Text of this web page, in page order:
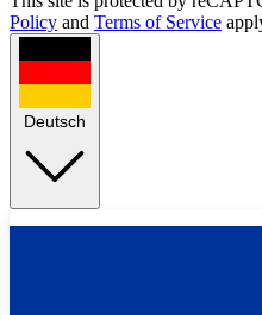
Policy and Terms of Service
Deutsch